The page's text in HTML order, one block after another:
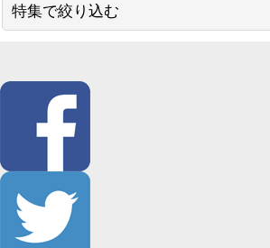
特集で絞り込む
59kimono／コレカラキモノ
単衣・袷用
男性用帯